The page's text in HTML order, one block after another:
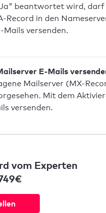
beantwortet wird, darf
Record in den
versenden.
E-Mails
Mailserver (MX-
Mit dem
versenden.
vom Experten